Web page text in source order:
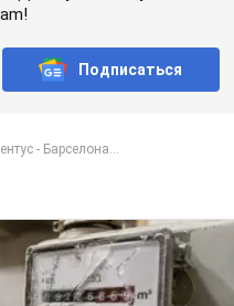
Подписаться
- Барселона...